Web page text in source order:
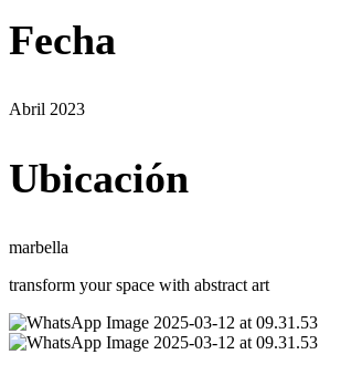
Fecha
Abril 2023
Ubicación
marbella
transform your space with abstract art